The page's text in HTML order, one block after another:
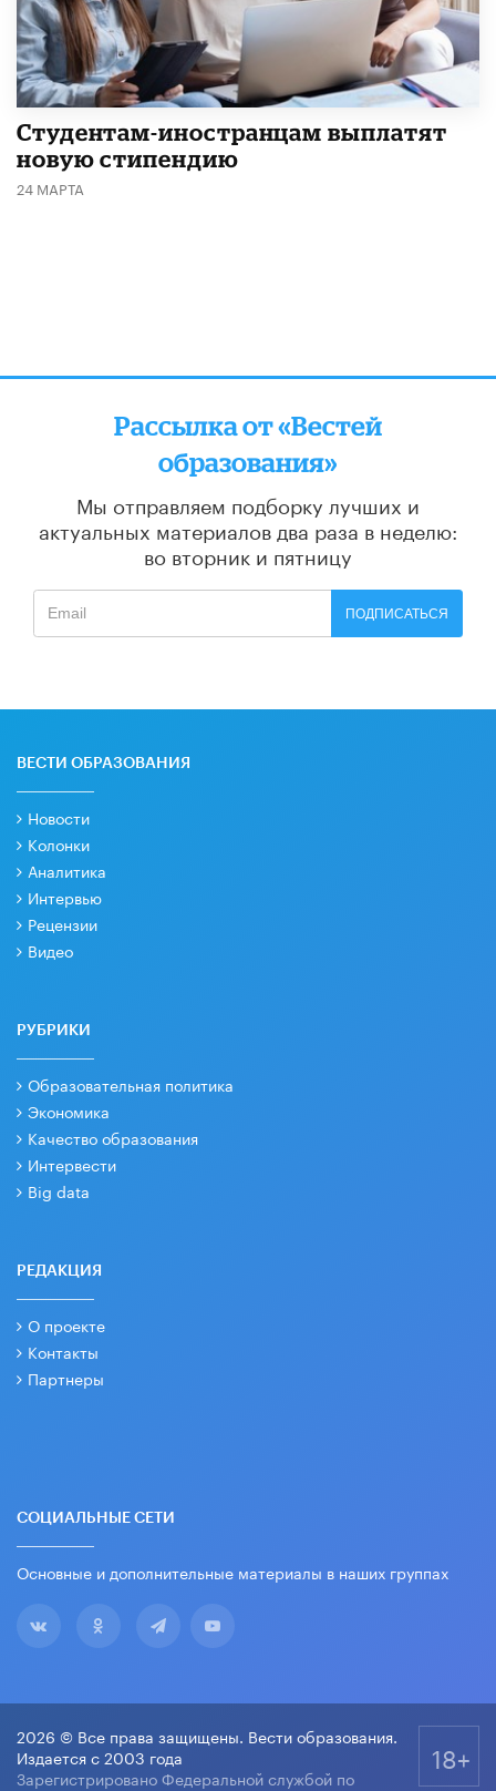
Студентам-иностранцам выплатят
новую стипендию
24 МАРТА
Рассылка от «Вестей
образования»
Мы отправляем подборку лучших и
актуальных материалов два раза в неделю:
во вторник и пятницу
ПОДПИСАТЬСЯ
ВЕСТИ ОБРАЗОВАНИЯ
Новости
Колонки
Аналитика
Интервью
Рецензии
Видео
РУБРИКИ
Образовательная политика
Экономика
Качество образования
Интервести
Big data
РЕДАКЦИЯ
О проекте
Контакты
Партнеры
СОЦИАЛЬНЫЕ СЕТИ
Основные и дополнительные материалы в наших группах
2026 © Все права защищены. Вести образования.
Издается с 2003 года
Зарегистрировано Федеральной службой по
18+